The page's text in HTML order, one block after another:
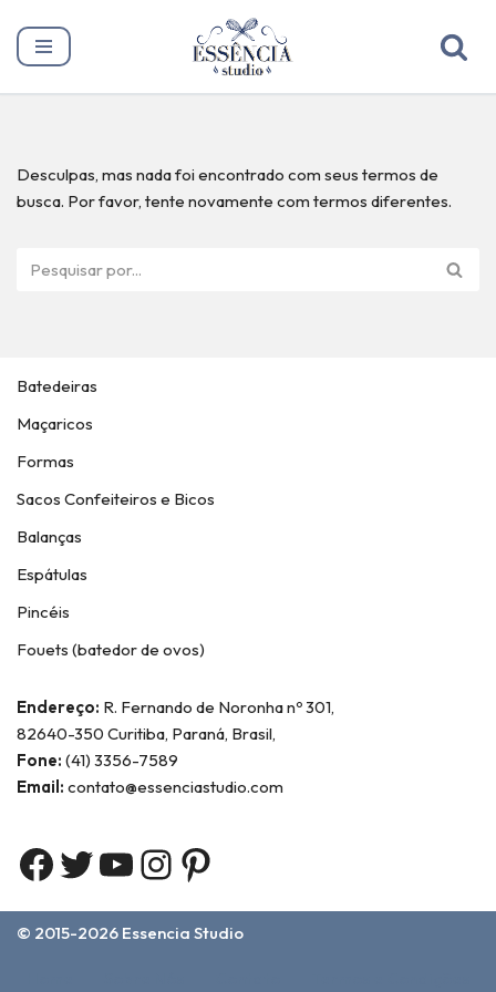
Pular
Desculpas, mas nada foi encontrado com seus termos de
busca. Por favor, tente novamente com termos diferentes.
Batedeiras
Maçaricos
Formas
Sacos Confeiteiros e Bicos
Balanças
Espátulas
Pincéis
Fouets (batedor de ovos)
Endereço: R. Fernando de Noronha nº 301,
82640-350 Curitiba, Paraná, Brasil,
Fone: (41) 3356-7589
Email: contato@essenciastudio.com
© 2015-2026 Essencia Studio